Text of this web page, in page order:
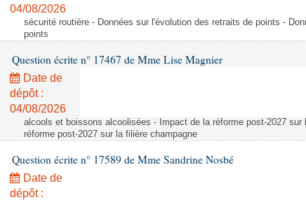
04/08/2026
sécurité routière - Données sur l'évolution des retraits de points -
points
Question écrite n° 17467 de Mme Lise Magnier
Date de
dépôt :
04/08/2026
alcools et boissons alcoolisées - Impact de la réforme post-2027
réforme post-2027 sur la filière champagne
Question écrite n° 17589 de Mme Sandrine Nosbé
Date de
dépôt :